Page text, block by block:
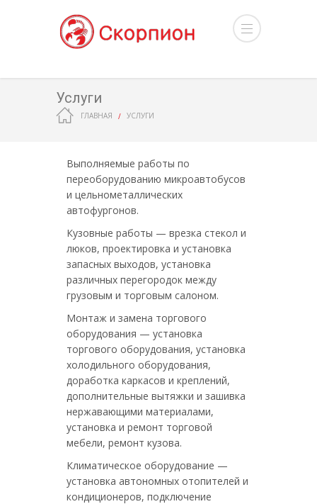
Услуги
ГЛАВНАЯ УСЛУГИ
Выполняемые работы по
переоборудованию микроавтобусов
и цельнометаллических
автофургонов.
Кузовные работы — врезка стекол и
люков, проектировка и установка
запасных выходов, установка
различных перегородок между
грузовым и торговым салоном.
Монтаж и замена торгового
оборудования — установка
торгового оборудования, установка
холодильного оборудования,
доработка каркасов и креплений,
дополнительные вытяжки и зашивка
нержавающими материалами,
установка и ремонт торговой
мебели, ремонт кузова.
Климатическое оборудование —
установка автономных отопителей и
кондиционеров, подключение